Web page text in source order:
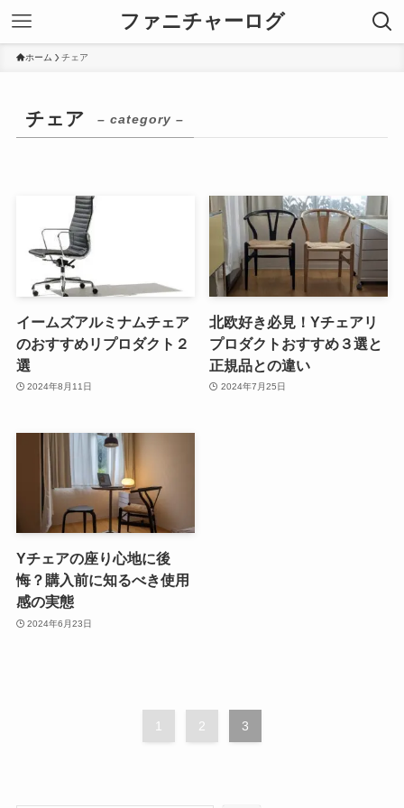
ファニチャーログ
ホーム チェア
チェア – category –
イームズアルミナムチェア
のおすすめリプロダクト２
選
2024年8月11日
北欧好き必見！Yチェアリ
プロダクトおすすめ３選と
正規品との違い
2024年7月25日
Yチェアの座り心地に後
悔？購入前に知るべき使用
感の実態
2024年6月23日
1 2 3